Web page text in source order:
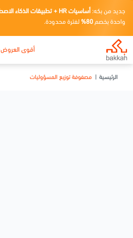
جديد من بكه: أساسيات HR + تطبيقات الذكاء الاصطناعي
واحدة بخصم 80% لفترة محدودة.
أقوى العروض
الرئيسية مصفوفة توزيع المسؤوليات